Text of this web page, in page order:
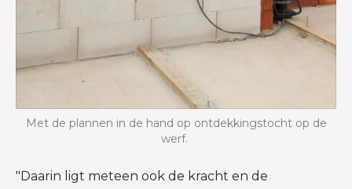
Met de plannen in de hand op ontdekkingstocht op de
werf.
"Daarin ligt meteen ook de kracht en de